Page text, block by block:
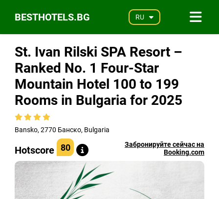
BESTHOTELS.BG RU
St. Ivan Rilski SPA Resort –
Ranked No. 1 Four-Star
Mountain Hotel 100 to 199
Rooms in Bulgaria for 2025
Bansko, 2770 Банско, Bulgaria
Hotscore 80
Забронируйте сейчас на
Booking.com